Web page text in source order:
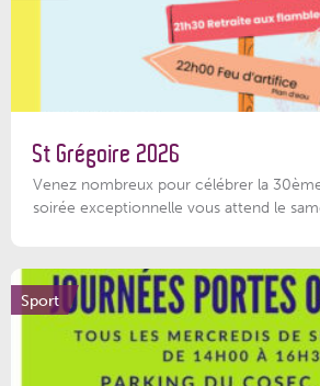
St Grégoire 2026
Venez nombreux pour célébrer la
soirée exceptionnelle vous attend le
Sport